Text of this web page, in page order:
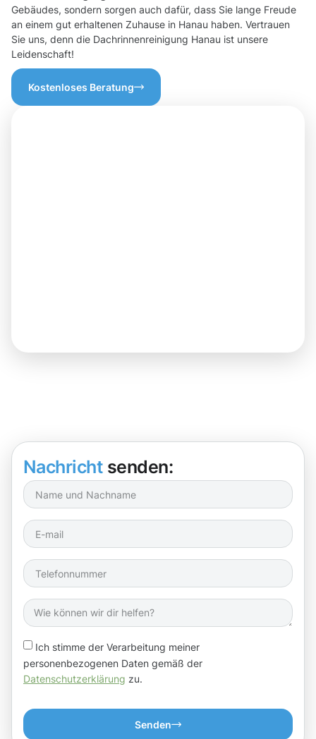
Gebäudes, sondern sorgen auch dafür, dass Sie lange Freude
an einem gut erhaltenen Zuhause in Hanau haben. Vertrauen
Sie uns, denn die Dachrinnenreinigung Hanau ist unsere
Leidenschaft!
Kostenloses Beratung
Nachricht senden:
Ich stimme der Verarbeitung meiner
personenbezogenen Daten gemäß der
Datenschutzerklärung zu.
Senden